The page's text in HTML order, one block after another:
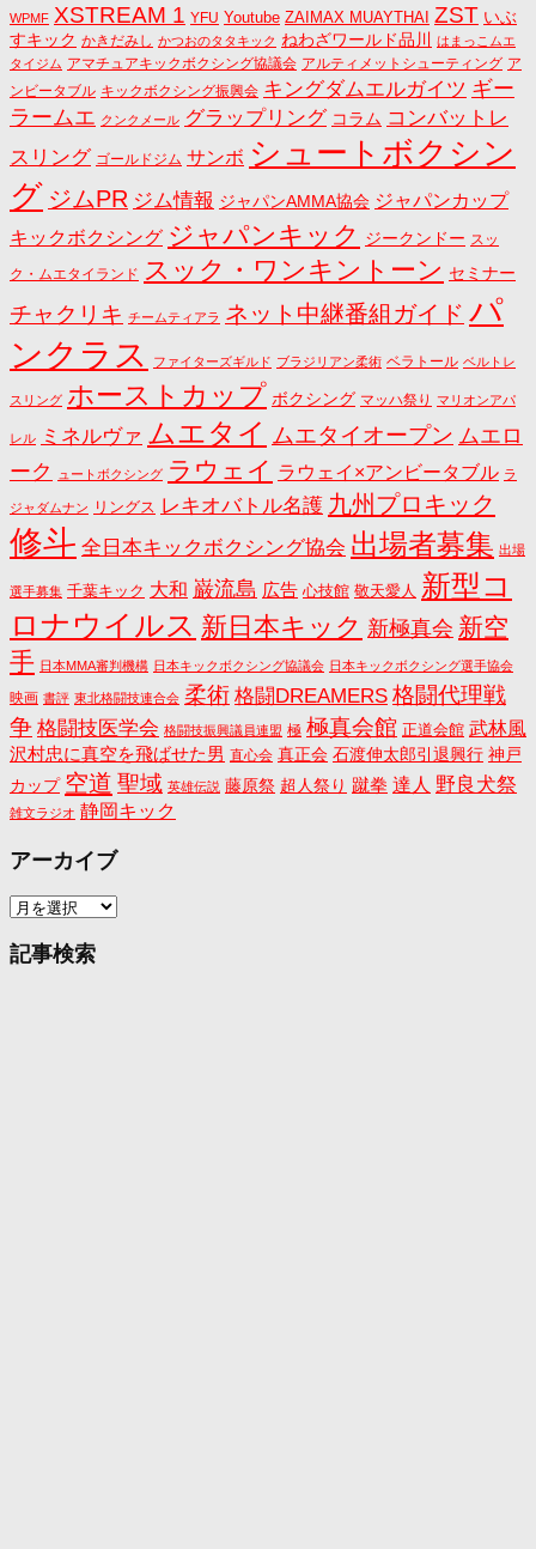
WPMF XSTREAM 1 YFU Youtube ZAIMAX MUAYTHAI ZST いぶ
すキック かきだみし かつおのタタキック ねわざワールド品川
はまっこムエ
タイジム アマチュアキックボクシング協議会 アルティメットシューティング ア
ンビータブル キックボクシング振興会 キングダムエルガイツ ギー
ラームエ クンクメール グラップリング コラム コンバットレ
スリング ゴールドジム サンボ シュートボクシン
グ ジムPR ジム情報 ジャパンAMMA協会 ジャパンカップ
キックボクシング ジャパンキック ジークンドー スッ
ク・ムエタイランド スック・ワンキントーン セミナー
チャクリキ チームティアラ ネット中継番組ガイド パ
ンクラス
ファイターズギルド ブラジリアン柔術 ベラトール ベルトレ
スリング ホーストカップ ボクシング マッハ祭り マリオンアパ
レル ミネルヴァ ムエタイ ムエタイオープン ムエロ
ーク
ュートボクシング ラウェイ ラウェイ×アンビータブル ラ
ジャダムナン リングス レキオバトル名護 九州プロキック
修斗 全日本キックボクシング協会 出場者募集 出場
選手募集 千葉キック 大和 巌流島 広告 心技館 敬天愛人 新型コ
ロナウイルス 新日本キック 新極真会 新空
手 日本MMA審判機構 日本キックボクシング協議会 日本キックボクシング選手協会
映画 書評 東北格闘技連合会 柔術 格闘DREAMERS 格闘代理戦
争 格闘技医学会 格闘技振興議員連盟 極 極真会館 正道会館 武林風
沢村忠に真空を飛ばせた男 直心会 真正会 石渡伸太郎引退興行 神戸
カップ 空道 聖域 英雄伝説 藤原祭 超人祭り 蹴拳 達人 野良犬祭
雑文ラジオ 静岡キック
アーカイブ
ア
カ
記事検索